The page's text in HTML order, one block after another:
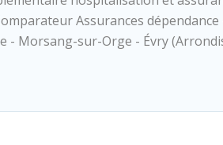
Assurances
Morsang-sur-Orge - Évry